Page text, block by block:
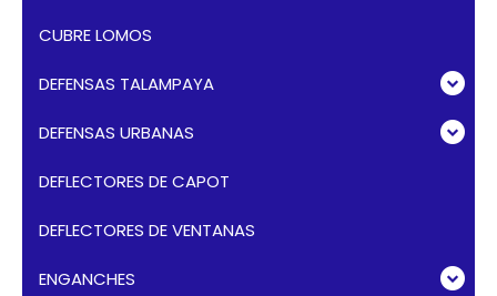
CUBRE LOMOS
DEFENSAS TALAMPAYA
DEFENSAS URBANAS
DEFLECTORES DE CAPOT
DEFLECTORES DE VENTANAS
ENGANCHES